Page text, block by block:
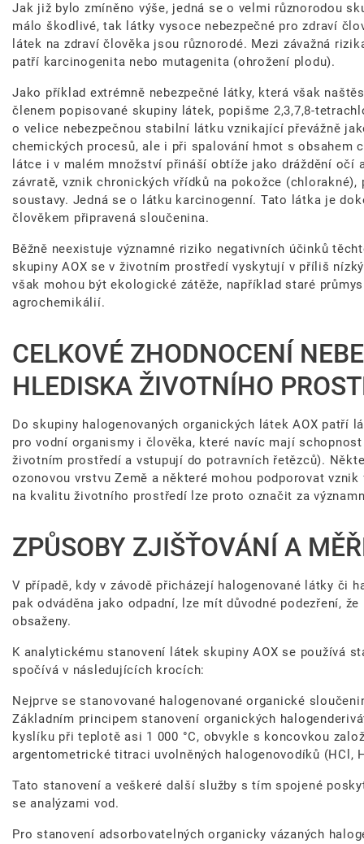
Jak již bylo zmíněno výše, jedná se o velmi různorodou
málo škodlivé, tak látky vysoce nebezpečné pro zdraví
látek na zdraví člověka jsou různorodé. Mezi závažná
patří karcinogenita nebo mutagenita (ohrožení plodu).
Jako příklad extrémně nebezpečné látky, která však
členem popisované skupiny látek, popišme 2,3,7,8-
o velice nebezpečnou stabilní látku vznikající převážně
chemických procesů, ale i při spalování hmot s obsahem
látce i v malém množství přináší obtíže jako dráždění očí
závratě, vznik chronických vřídků na pokožce
soustavy. Jedná se o látku karcinogenní. Tato látka je
člověkem připravená sloučenina.
Běžně neexistuje významné riziko negativních účinků
skupiny AOX se v životním prostředí vyskytují v příliš
však mohou být ekologické zátěže, například staré
agrochemikálií.
CELKOVÉ ZHODNOCENÍ
HLEDISKA ŽIVOTNÍHO
Do skupiny halogenovaných organických látek AOX patří
pro vodní organismy i člověka, které navíc mají
životním prostředí a vstupují do potravních řetězců).
ozonovou vrstvu Země a některé mohou podporovat
na kvalitu životního prostředí lze proto označit za
ZPŮSOBY ZJIŠŤOVÁNÍ A
V případě, kdy v závodě přicházejí halogenované látky či
pak odváděna jako odpadní, lze mít důvodné podezření,
obsaženy.
K analytickému stanovení látek skupiny AOX se používá
spočívá v následujících krocích:
Nejprve se stanovované halogenované organické
Základním principem stanovení organických
kyslíku při teplotě asi 1 000 °C, obvykle s koncovkou
argentometrické titraci uvolněných halogenovodíků (HCl,
Tato stanovení a veškeré další služby s tím spojené
se analýzami vod.
Pro stanovení adsorbovatelných organicky vázaných